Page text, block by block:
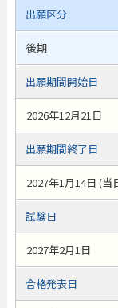
出願区分
後期
出願期間開始日
2026年12月21日
出願期間終了日
2027年1月14日 (当
試験日
2027年2月1日
合格発表日